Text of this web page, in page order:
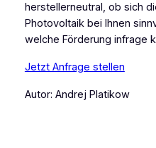
herstellerneutral, ob sich
Photovoltaik bei Ihnen
welche Förderung infrage
Jetzt Anfrage stellen
Autor: Andrej Platikow